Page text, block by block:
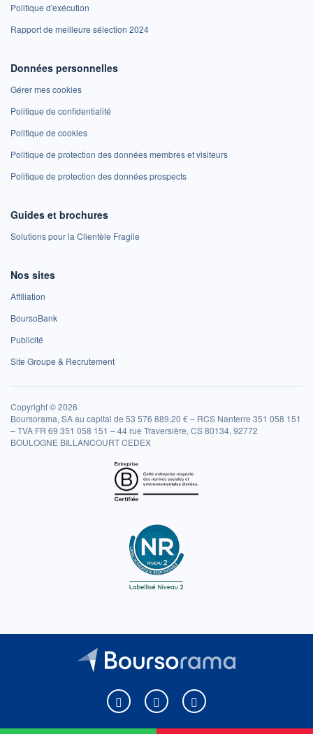
Politique d'exécution
Rapport de meilleure sélection 2024
Données personnelles
Gérer mes cookies
Politique de confidentialité
Politique de cookies
Politique de protection des données membres et visiteurs
Politique de protection des données prospects
Guides et brochures
Solutions pour la Clientèle Fragile
Nos sites
Affiliation
BoursoBank
Publicité
Site Groupe & Recrutement
Copyright © 2026
Boursorama, SA au capital de 53 576 889,20 € – RCS Nanterre 351 058 151
– TVA FR 69 351 058 151 – 44 rue Traversière, CS 80134, 92772
BOULOGNE BILLANCOURT CEDEX
Boursorama sur Facebook
Boursorama sur XBoursorama sur